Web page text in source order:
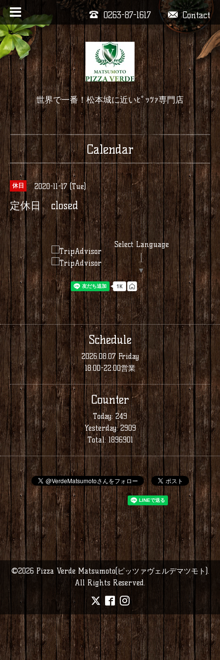
Contact
0263-87-1617
世界で一番！松本城に近いﾋﾟｯﾂｧ専門店
Calendar
休日 2020-11-17 (Tue)
定休日 closed
Select Language
▼
Schedule
2026.08.07 Friday
18:00-22:00営業
Counter
Today:249
Yesterday:2909
Total:1896901
©2026 Pizza Verde Matsumoto(ピッツァヴェルデマツモト).
All Rights Reserved.